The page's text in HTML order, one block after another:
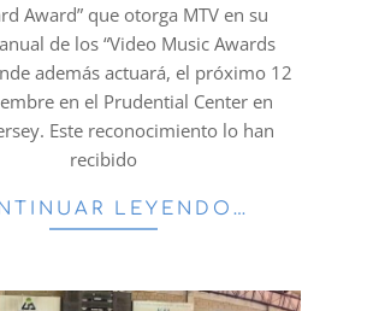
Award” que otorga MTV en su
de los “Video Music Awards
además actuará, el próximo 12
en el Prudential Center en
Este reconocimiento lo han
recibido
LEYENDO…